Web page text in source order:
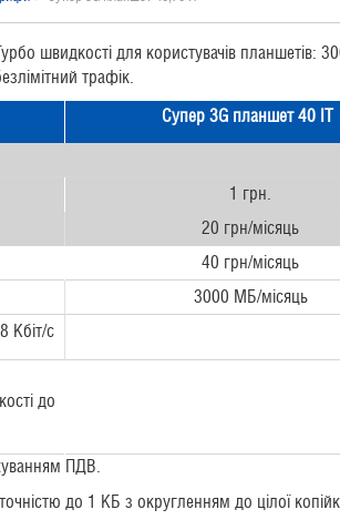
швидкості для користувачів
трафік.
Супер 3G планшет 40 IT
1 грн.
20 грн/місяць
40 грн/місяць
3000 МБ/місяць
Кбіт/с
до
ПДВ.
точністю до 1 КБ з округленням до цілої